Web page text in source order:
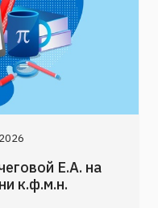
Е.А. на
к.ф.м.н.